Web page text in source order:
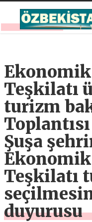
Teşkilatı
turizm
Şuşa
Teşkilatı
duyurusu